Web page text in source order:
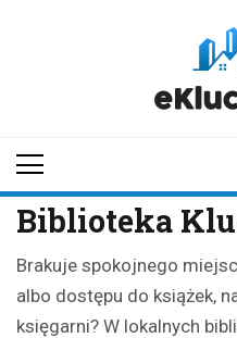
Biblioteka
Brakuje spokojnego
albo dostępu do książek,
księgarni? W lokalnych